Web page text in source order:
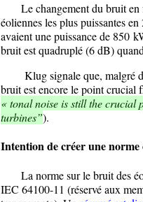
Le changement du bruit en
éoliennes les plus puissantes
avaient une puissance de 850
bruit est quadruplé (6 dB)
Klug signale que, malgré
bruit est encore le point crucial
« tonal noise is still the crucial
turbines”).
Intention de créer une
La norme sur le bruit des
IEC 64100-11 (réservé aux